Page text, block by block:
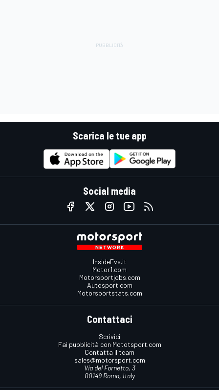
Scarica le tue app
Social media
InsideEvs.it
Motor1.com
Motorsportjobs.com
Autosport.com
Motorsportstats.com
Contattaci
Scrivici
Fai pubblicità con Mototsport.com
Contatta il team
sales@motorsport.com
Via del Fornetto, 3
00149 Roma, Italy